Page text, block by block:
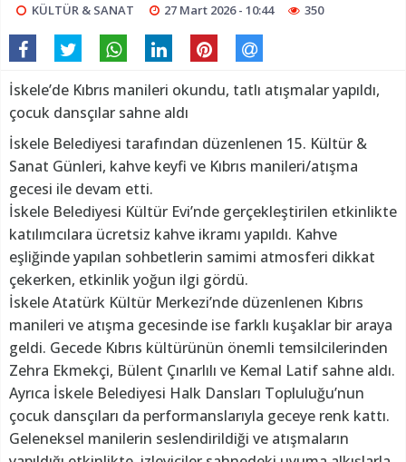
KÜLTÜR & SANAT 27 Mart 2026 - 10:44 350
İskele’de Kıbrıs manileri okundu, tatlı atışmalar yapıldı,
çocuk dansçılar sahne aldı
İskele Belediyesi tarafından düzenlenen 15. Kültür &
Sanat Günleri, kahve keyfi ve Kıbrıs manileri/atışma
gecesi ile devam etti.
İskele Belediyesi Kültür Evi’nde gerçekleştirilen etkinlikte
katılımcılara ücretsiz kahve ikramı yapıldı. Kahve
eşliğinde yapılan sohbetlerin samimi atmosferi dikkat
çekerken, etkinlik yoğun ilgi gördü.
İskele Atatürk Kültür Merkezi’nde düzenlenen Kıbrıs
manileri ve atışma gecesinde ise farklı kuşaklar bir araya
geldi. Gecede Kıbrıs kültürünün önemli temsilcilerinden
Zehra Ekmekçi, Bülent Çınarlılı ve Kemal Latif sahne aldı.
Ayrıca İskele Belediyesi Halk Dansları Topluluğu’nun
çocuk dansçıları da performanslarıyla geceye renk kattı.
Geleneksel manilerin seslendirildiği ve atışmaların